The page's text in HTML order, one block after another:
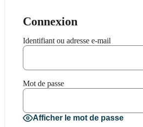
Connexion
Identifiant ou adresse e-mail
Mot de passe
Afficher le mot de passe